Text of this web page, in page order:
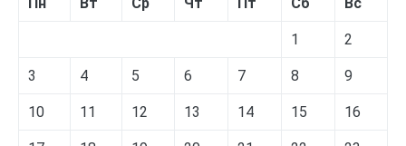
1 2
3 4 5 6 7 8 9
10 11 12 13 14 15 16